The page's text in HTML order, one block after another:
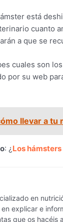
está
cuanto
a que se
cuales son
por su web
llevar a tu
: ¿ Los
en
explicar e
que os hacéis